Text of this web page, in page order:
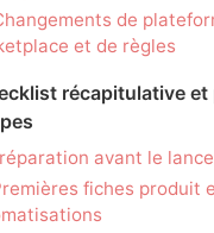
de
et de règles
récapitulative et
avant le
fiches produit